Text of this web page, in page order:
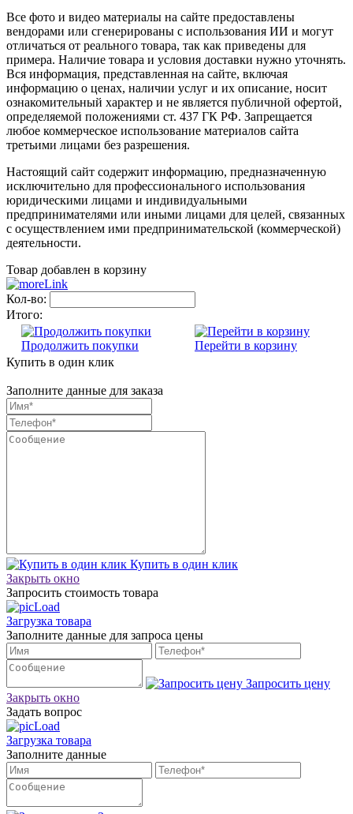
Все фото и видео материалы на сайте предоставлены
вендорами или сгенерированы с использования ИИ и могут
отличаться от реального товара, так как приведены для
примера. Наличие товара и условия доставки нужно уточнять.
Вся информация, представленная на сайте, включая
информацию о ценах, наличии услуг и их описание, носит
ознакомительный характер и не является публичной офертой,
определяемой положениями ст. 437 ГК РФ. Запрещается
любое коммерческое использование материалов сайта
третьими лицами без разрешения.
Настоящий сайт содержит информацию, предназначенную
исключительно для профессионального использования
юридическими лицами и индивидуальными
предпринимателями или иными лицами для целей, связанных
с осуществлением ими предпринимательской (коммерческой)
деятельности.
Товар добавлен в корзину
Кол-во:
Итого:
Продолжить покупки
Перейти в корзину
Купить в один клик
Заполните данные для заказа
Купить в один клик
Закрыть окно
Запросить стоимость товара
Загрузка товара
Заполните данные для запроса цены
Запросить цену
Закрыть окно
Задать вопрос
Загрузка товара
Заполните данные